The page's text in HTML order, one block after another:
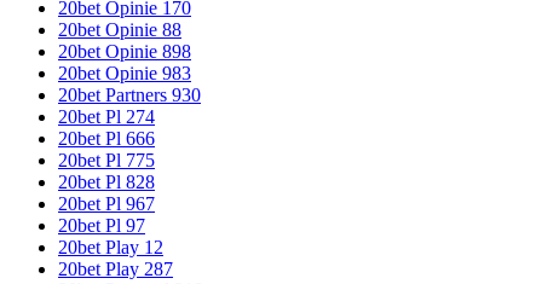
20bet Opinie 170
20bet Opinie 88
20bet Opinie 898
20bet Opinie 983
20bet Partners 930
20bet Pl 274
20bet Pl 666
20bet Pl 775
20bet Pl 828
20bet Pl 967
20bet Pl 97
20bet Play 12
20bet Play 287